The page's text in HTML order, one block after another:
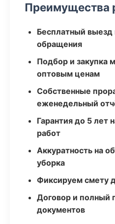
Преимущества
Бесплатный выезд
обращения
Подбор и закупка
оптовым ценам
Собственные
еженедельный
Гарантия до 5 лет
работ
Аккуратность на
уборка
Фиксируем смету
Договор и полный
документов